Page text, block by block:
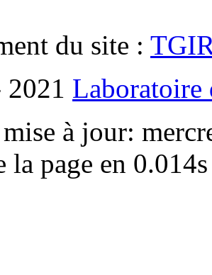
du site :
Laboratoire
à jour:
la page en 0.014s